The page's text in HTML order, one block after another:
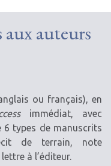
auteurs
ou français), en
immédiat, avec
6 types de manuscrits
de terrain, note
à l’éditeur.